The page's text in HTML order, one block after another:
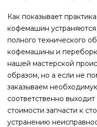
Как показывает
кофемашин
полного технического
кофемашины и
нашей мастерской
образом, но а если не
заказываем
соответственно
стоимости запчасти к
устранению